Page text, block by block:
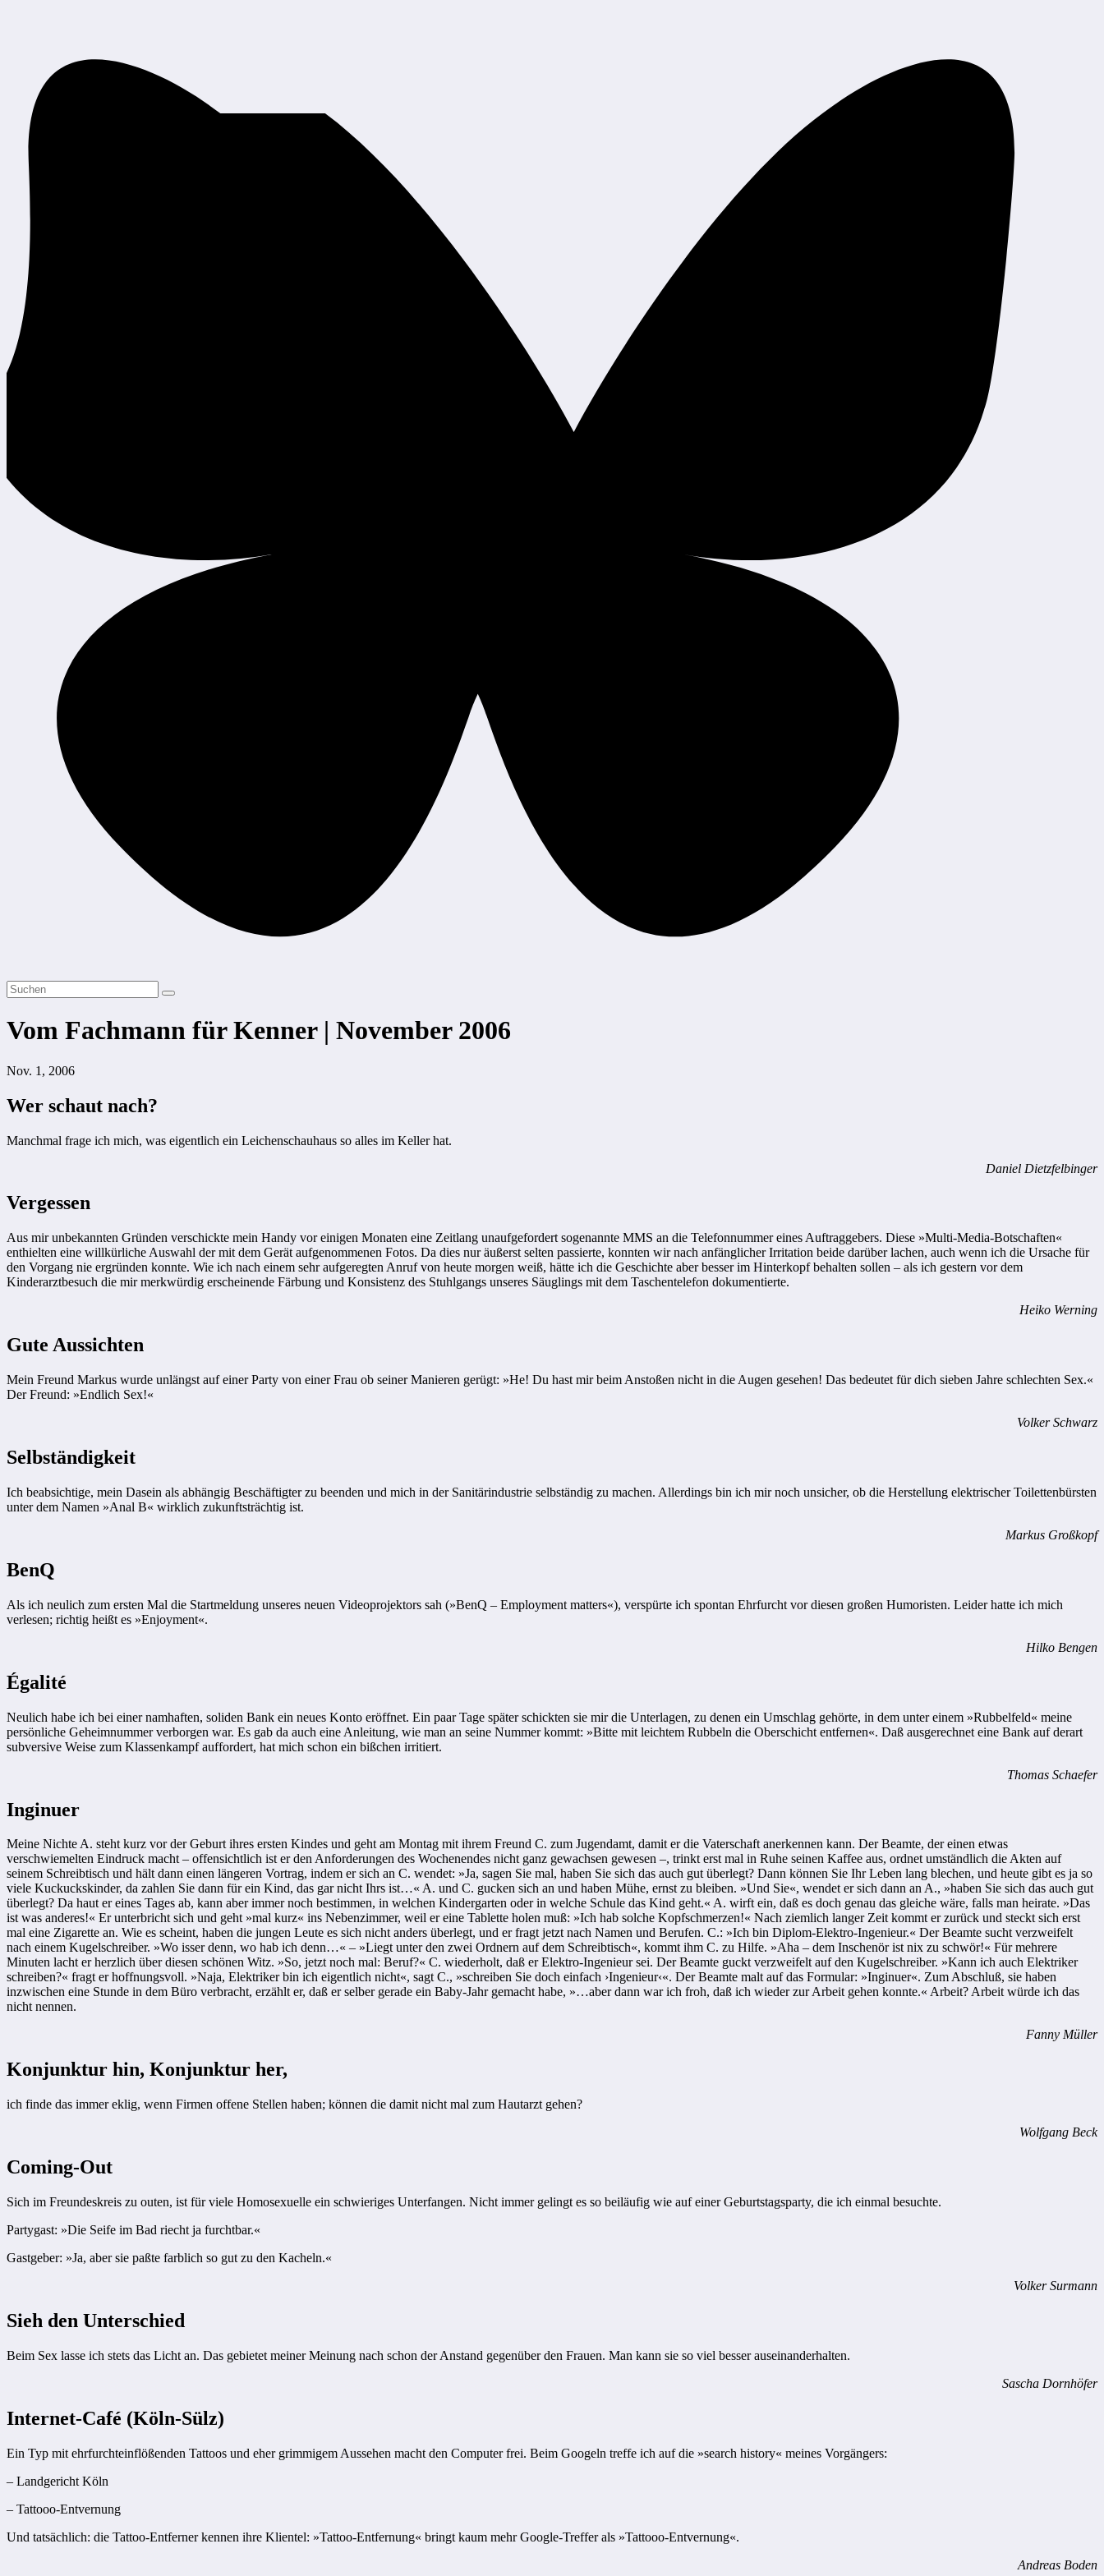
Vom Fachmann für Kenner | November 2006
Nov. 1, 2006
Wer schaut nach?
Manchmal frage ich mich, was eigentlich ein Leichenschauhaus so alles im Keller hat.
Daniel Dietzfelbinger
Vergessen
Aus mir unbekannten Gründen verschickte mein Handy vor einigen Monaten eine Zeitlang unaufgefordert sogenannte MMS an die Telefonnummer eines Auftraggebers. Diese »Multi-Media-Botschaften«
enthielten eine willkürliche Auswahl der mit dem Gerät aufgenommenen Fotos. Da dies nur äußerst selten passierte, konnten wir nach anfänglicher Irritation beide darüber lachen, auch wenn ich die Ursache für
den Vorgang nie ergründen konnte. Wie ich nach einem sehr aufgeregten Anruf von heute morgen weiß, hätte ich die Geschichte aber besser im Hinterkopf behalten sollen – als ich gestern vor dem
Kinderarztbesuch die mir merkwürdig erscheinende Färbung und Konsistenz des Stuhlgangs unseres Säuglings mit dem Taschentelefon dokumentierte.
Heiko Werning
Gute Aussichten
Mein Freund Markus wurde unlängst auf einer Party von einer Frau ob seiner Manieren gerügt: »He! Du hast mir beim Anstoßen nicht in die Augen gesehen! Das bedeutet für dich sieben Jahre schlechten Sex.«
Der Freund: »Endlich Sex!«
Volker Schwarz
Selbständigkeit
Ich beabsichtige, mein Dasein als abhängig Beschäftigter zu beenden und mich in der Sanitärindustrie selbständig zu machen. Allerdings bin ich mir noch unsicher, ob die Herstellung elektrischer Toilettenbürsten
unter dem Namen »Anal B« wirklich zukunftsträchtig ist.
Markus Großkopf
BenQ
Als ich neulich zum ersten Mal die Startmeldung unseres neuen Videoprojektors sah (»BenQ – Employment matters«), verspürte ich spontan Ehrfurcht vor diesen großen Humoristen. Leider hatte ich mich
verlesen; richtig heißt es »Enjoyment«.
Hilko Bengen
Égalité
Neulich habe ich bei einer namhaften, soliden Bank ein neues Konto eröffnet. Ein paar Tage später schickten sie mir die Unterlagen, zu denen ein Umschlag gehörte, in dem unter einem »Rubbelfeld« meine
persönliche Geheimnummer verborgen war. Es gab da auch eine Anleitung, wie man an seine Nummer kommt: »Bitte mit leichtem Rubbeln die Oberschicht entfernen«. Daß ausgerechnet eine Bank auf derart
subversive Weise zum Klassenkampf auffordert, hat mich schon ein bißchen irritiert.
Thomas Schaefer
Inginuer
Meine Nichte A. steht kurz vor der Geburt ihres ersten Kindes und geht am Montag mit ihrem Freund C. zum Jugendamt, damit er die Vaterschaft anerkennen kann. Der Beamte, der einen etwas
verschwiemelten Eindruck macht – offensichtlich ist er den Anforderungen des Wochenendes nicht ganz gewachsen gewesen –, trinkt erst mal in Ruhe seinen Kaffee aus, ordnet umständlich die Akten auf
seinem Schreibtisch und hält dann einen längeren Vortrag, indem er sich an C. wendet: »Ja, sagen Sie mal, haben Sie sich das auch gut überlegt? Dann können Sie Ihr Leben lang blechen, und heute gibt es ja so
viele Kuckuckskinder, da zahlen Sie dann für ein Kind, das gar nicht Ihrs ist…« A. und C. gucken sich an und haben Mühe, ernst zu bleiben. »Und Sie«, wendet er sich dann an A., »haben Sie sich das auch gut
überlegt? Da haut er eines Tages ab, kann aber immer noch bestimmen, in welchen Kindergarten oder in welche Schule das Kind geht.« A. wirft ein, daß es doch genau das gleiche wäre, falls man heirate. »Das
ist was anderes!« Er unterbricht sich und geht »mal kurz« ins Nebenzimmer, weil er eine Tablette holen muß: »Ich hab solche Kopfschmerzen!« Nach ziemlich langer Zeit kommt er zurück und steckt sich erst
mal eine Zigarette an. Wie es scheint, haben die jungen Leute es sich nicht anders überlegt, und er fragt jetzt nach Namen und Berufen. C.: »Ich bin Diplom-Elektro-Ingenieur.« Der Beamte sucht verzweifelt
nach einem Kugelschreiber. »Wo isser denn, wo hab ich denn…« – »Liegt unter den zwei Ordnern auf dem Schreibtisch«, kommt ihm C. zu Hilfe. »Aha – dem Inschenör ist nix zu schwör!« Für mehrere
Minuten lacht er herzlich über diesen schönen Witz. »So, jetzt noch mal: Beruf?« C. wiederholt, daß er Elektro-Ingenieur sei. Der Beamte guckt verzweifelt auf den Kugelschreiber. »Kann ich auch Elektriker
schreiben?« fragt er hoffnungsvoll. »Naja, Elektriker bin ich eigentlich nicht«, sagt C., »schreiben Sie doch einfach ›Ingenieur‹«. Der Beamte malt auf das Formular: »Inginuer«. Zum Abschluß, sie haben
inzwischen eine Stunde in dem Büro verbracht, erzählt er, daß er selber gerade ein Baby-Jahr gemacht habe, »…aber dann war ich froh, daß ich wieder zur Arbeit gehen konnte.« Arbeit? Arbeit würde ich das
nicht nennen.
Fanny Müller
Konjunktur hin, Konjunktur her,
ich finde das immer eklig, wenn Firmen offene Stellen haben; können die damit nicht mal zum Hautarzt gehen?
Wolfgang Beck
Coming-Out
Sich im Freundeskreis zu outen, ist für viele Homosexuelle ein schwieriges Unterfangen. Nicht immer gelingt es so beiläufig wie auf einer Geburtstagsparty, die ich einmal besuchte.
Partygast: »Die Seife im Bad riecht ja furchtbar.«
Gastgeber: »Ja, aber sie paßte farblich so gut zu den Kacheln.«
Volker Surmann
Sieh den Unterschied
Beim Sex lasse ich stets das Licht an. Das gebietet meiner Meinung nach schon der Anstand gegenüber den Frauen. Man kann sie so viel besser auseinanderhalten.
Sascha Dornhöfer
Internet-Café (Köln-Sülz)
Ein Typ mit ehrfurchteinflößenden Tattoos und eher grimmigem Aussehen macht den Computer frei. Beim Googeln treffe ich auf die »search history« meines Vorgängers:
– Landgericht Köln
– Tattooo-Entvernung
Und tatsächlich: die Tattoo-Entferner kennen ihre Klientel: »Tattoo-Entfernung« bringt kaum mehr Google-Treffer als »Tattooo-Entvernung«.
Andreas Boden